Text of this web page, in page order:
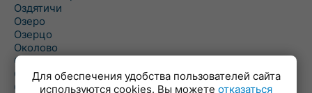
Оздятичи
Озеро
Озерцо
Околово
Октябрь
Октябрьский
Олехновичи
Для обеспечения удобства пользователей сайта
используются cookies. Вы можете отказаться